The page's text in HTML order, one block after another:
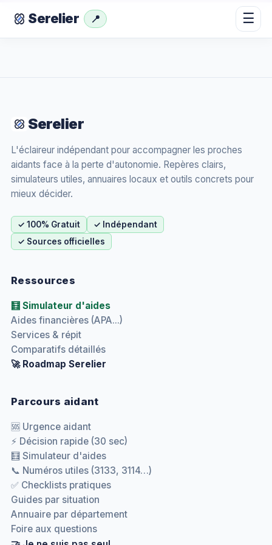
Serelier 📍 ☰
Serelier
L'éclaireur indépendant pour accompagner les proches
aidants face à la perte d'autonomie. Repères clairs,
simulateurs utiles, annuaires locaux et outils concrets pour
mieux décider.
✓ 100% Gratuit
✓ Indépendant
✓ Sources officielles
Ressources
🧮 Simulateur d'aides
Aides financières (APA...)
Services & répit
Comparatifs détaillés
🚀 Roadmap Serelier
Parcours aidant
🆘 Urgence aidant
⚡ Décision rapide (30 sec)
🧮 Simulateur d'aides
📞 Numéros utiles (3133, 3114…)
✅ Checklists pratiques
Guides par situation
Annuaire par département
Foire aux questions